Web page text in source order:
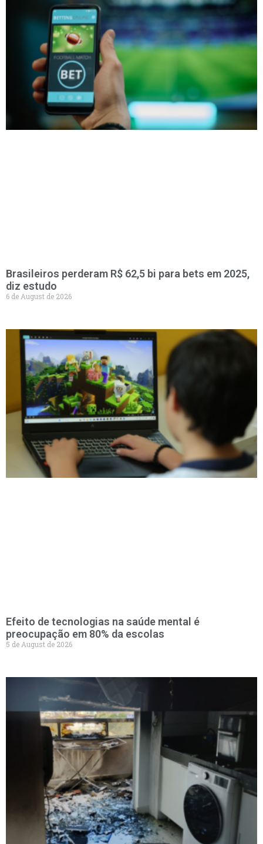
Brasileiros perderam R$ 62,5 bi para bets em 2025,
diz estudo
6 de August de 2026
Efeito de tecnologias na saúde mental é
preocupação em 80% da escolas
5 de August de 2026